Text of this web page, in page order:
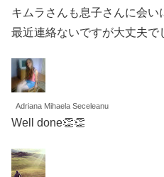
キムラさんも息子さんに会
最近連絡ないですが大丈夫で
Adriana Mihaela Seceleanu
Well done👏👏